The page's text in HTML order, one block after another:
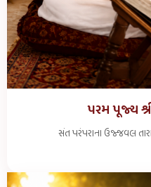
પરમ પૂજ્ય
સંત પરંપરાના ઉજ્જવલ